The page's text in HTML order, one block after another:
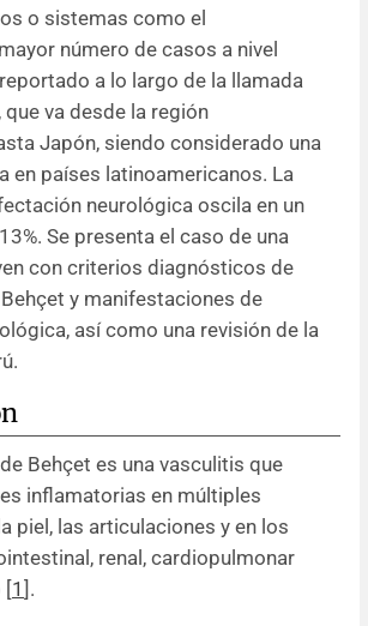
congresos
o sistemas como el
número de casos a nivel
a lo largo de la llamada
que va desde la región
Japón, siendo considerado una
en países latinoamericanos. La
neurológica oscila en un
Se presenta el caso de una
con criterios diagnósticos de
y manifestaciones de
así como una revisión de la
Behçet es una vasculitis que
inflamatorias en múltiples
piel, las articulaciones y en los
renal, cardiopulmonar
[1 ].